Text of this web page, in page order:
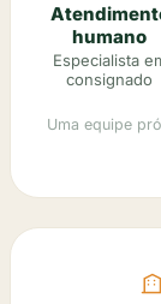
humano
Especialista
consignado
Uma equipe